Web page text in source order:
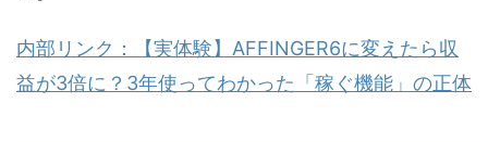
内部リンク：【実体験】AFFINGER6に変えたら収
益が3倍に？3年使ってわかった「稼ぐ機能」の正体